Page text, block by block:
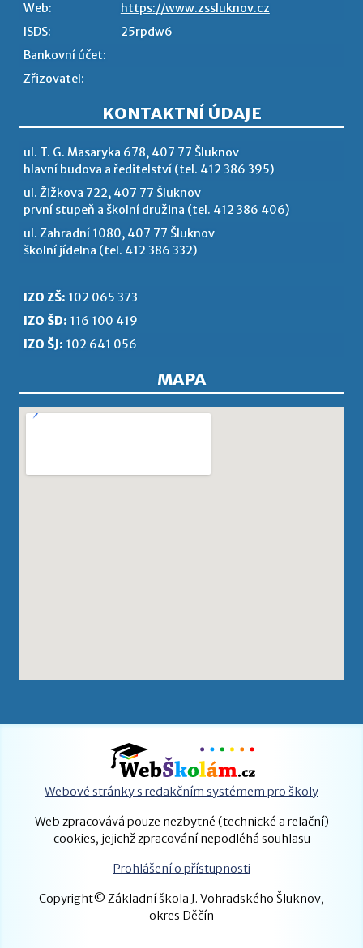
Web:
https://www.zssluknov.cz
ISDS:
25rpdw6
Bankovní účet:
Zřizovatel:
KONTAKTNÍ ÚDAJE
ul. T. G. Masaryka 678, 407 77 Šluknov
hlavní budova a ředitelství (tel. 412 386 395)
ul. Žižkova 722, 407 77 Šluknov
první stupeň a školní družina (tel. 412 386 406)
ul. Zahradní 1080, 407 77 Šluknov
školní jídelna (tel. 412 386 332)
IZO ZŠ: 102 065 373
IZO ŠD: 116 100 419
IZO ŠJ: 102 641 056
MAPA
Webové stránky s redakčním systémem pro školy
Web zpracovává pouze nezbytné (technické a relační)
cookies, jejichž zpracování nepodléhá souhlasu
Prohlášení o přístupnosti
Copyright© Základní škola J. Vohradského Šluknov,
okres Děčín